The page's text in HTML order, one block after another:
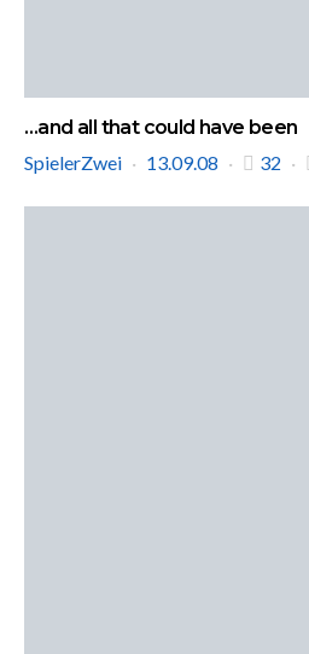
…and all that could have been
SpielerZwei
13.09.08 32